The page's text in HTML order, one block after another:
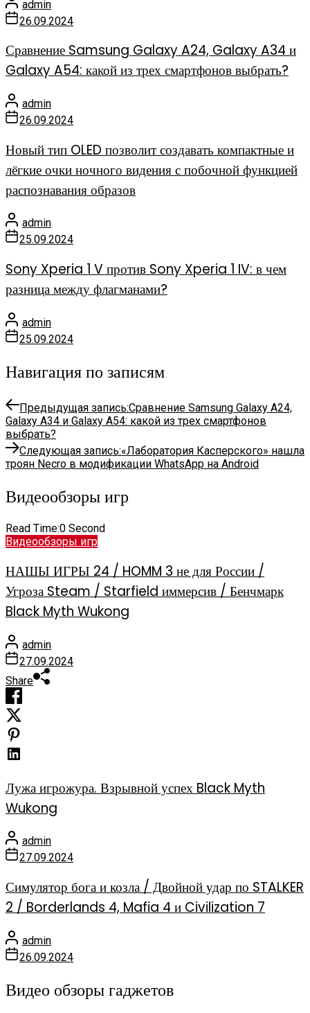
admin
26.09.2024
Сравнение Samsung Galaxy A24, Galaxy A34 и
Galaxy A54: какой из трех смартфонов выбрать?
admin
26.09.2024
Новый тип OLED позволит создавать компактные и
лёгкие очки ночного видения с побочной функцией
распознавания образов
admin
25.09.2024
Sony Xperia 1 V против Sony Xperia 1 IV: в чем
разница между флагманами?
admin
25.09.2024
Навигация по записям
Предыдущая запись:Сравнение Samsung Galaxy A24,
Galaxy A34 и Galaxy A54: какой из трех смартфонов
выбрать?
Следующая запись:«Лаборатория Касперского» нашла
троян Necro в модификации WhatsApp на Android
Видеообзоры игр
Read Time:0 Second
Видеообзоры игр
НАШЫ ИГРЫ 24 / HOMM 3 не для России /
Угроза Steam / Starfield иммерсив / Бенчмарк
Black Myth Wukong
admin
27.09.2024
Share
Лужа игрожура. Взрывной успех Black Myth
Wukong
admin
27.09.2024
Симулятор бога и козла / Двойной удар по STALKER
2 / Borderlands 4, Mafia 4 и Civilization 7
admin
26.09.2024
Видео обзоры гаджетов